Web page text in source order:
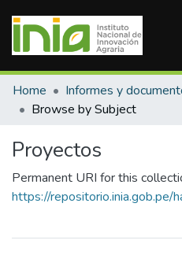
Communities & Collections
All of DSpace
Home
Browse by Subject
Proyectos
Permanent URI for this
https://